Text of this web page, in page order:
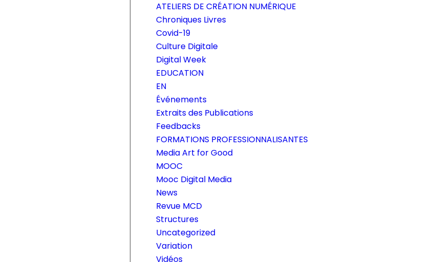
ATELIERS DE CRÉATION NUMÉRIQUE
Chroniques Livres
Covid-19
Culture Digitale
Digital Week
EDUCATION
EN
Événements
Extraits des Publications
Feedbacks
FORMATIONS PROFESSIONNALISANTES
Media Art for Good
MOOC
Mooc Digital Media
News
Revue MCD
Structures
Uncategorized
Variation
Vidéos